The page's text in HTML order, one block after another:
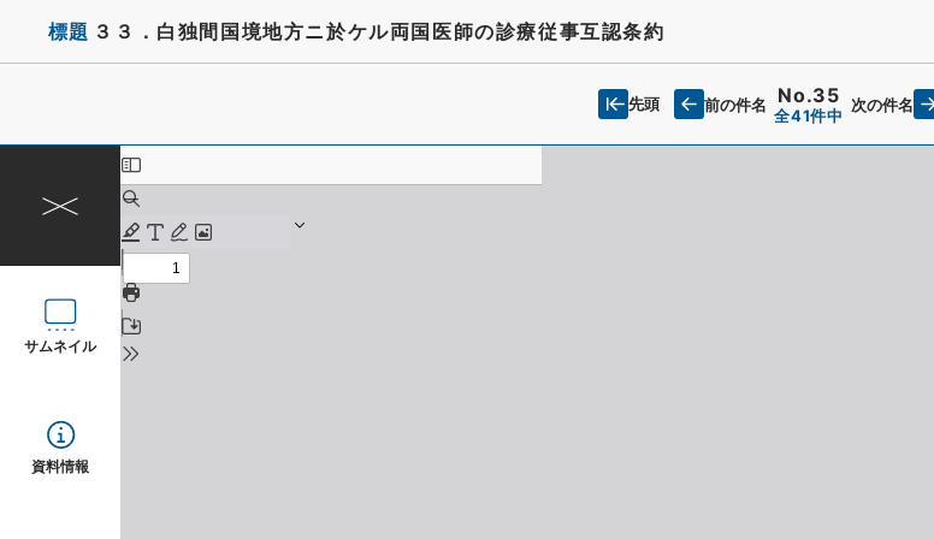
標題 ３３．白独間国境地方ニ於ケル両国医師の診療従事互認条約
先頭 前の件名 No.35
全41件中
次の件名
サムネイル
資料情報